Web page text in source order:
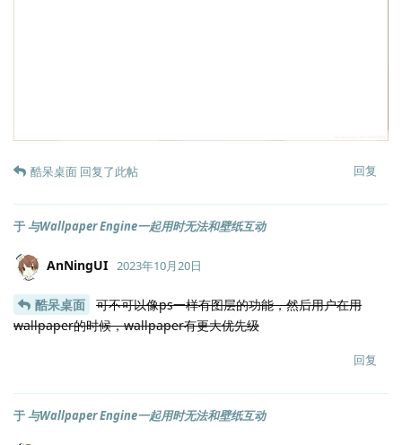
回复
酷呆桌面 回复了此帖
于与Wallpaper Engine一起用时无法和壁纸互动
AnNingUI 2023年10月20日
酷呆桌面
可不可以像ps一样有图层的功能，然后用户在用
wallpaper的时候，wallpaper有更大优先级
回复
于与Wallpaper Engine一起用时无法和壁纸互动